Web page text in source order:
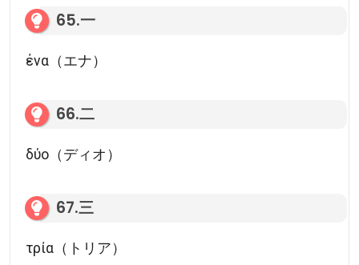
65.一
ένα（エナ）
66.二
δύο（ディオ）
67.三
τρία（トリア）